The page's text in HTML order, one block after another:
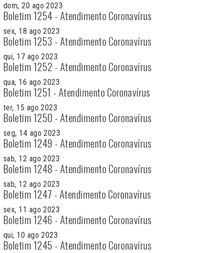
dom, 20 ago 2023
Boletim 1254 - Atendimento Coronavírus
sex, 18 ago 2023
Boletim 1253 - Atendimento Coronavírus
qui, 17 ago 2023
Boletim 1252 - Atendimento Coronavírus
qua, 16 ago 2023
Boletim 1251 - Atendimento Coronavírus
ter, 15 ago 2023
Boletim 1250 - Atendimento Coronavírus
seg, 14 ago 2023
Boletim 1249 - Atendimento Coronavírus
sab, 12 ago 2023
Boletim 1248 - Atendimento Coronavírus
sab, 12 ago 2023
Boletim 1247 - Atendimento Coronavírus
sex, 11 ago 2023
Boletim 1246 - Atendimento Coronavírus
qui, 10 ago 2023
Boletim 1245 - Atendimento Coronavírus